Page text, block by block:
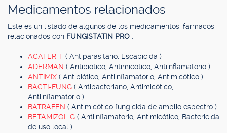
Medicamentos relacionados
Este es un listado de algunos de los medicamentos, fármacos
relacionados con FUNGISTATIN PRO
ACATER-T ( Antiparasitario, Escabicida )
ADERMAN ( Antibiótico, Antimicótico, Antiinflamatorio )
ANTIMIX ( Antibiótico, Antiinflamatorio, Antimicótico )
BACTI-FUNG ( Antibacteriano, Antimicótico,
Antiinflamatorio )
BATRAFEN ( Antimicótico fungicida de amplio espectro )
BETAMIZOL G ( Antiinflamatorio, Antimicótico, Bactericida
de uso local )